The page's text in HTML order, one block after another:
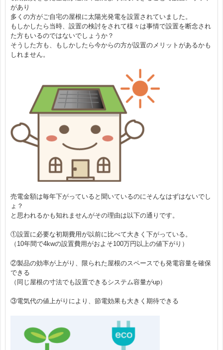
導入・発電量実績
よくある質問
営業所案内／対応エリア
省エネ・創エネ お役立ちコラム
省エネ住宅！ecoリフォーム
お問合せ
8時30分～17時30分 定休日：土日祝
があり
多くの方がご自宅の屋根に太陽光発電を設置されていました。
もしかしたら当時、設置の検討をされて様々は事情で設置を断念され
た方もいるのではないでしょうか？
そうした方も、もしかしたら今からの方が設置のメリットがあるかも
しれません。
売電金額は毎年下がっていると聞いているのにそんなはずはないでし
ょ？
と思われるかも知れませんがその理由は以下の通りです。
①設置に必要な初期費用が以前に比べて大きく下がっている。
（10年間で4kwの設置費用がおよそ100万円以上の値下がり）
②製品の効率が上がり、限られた屋根のスペースでも発電容量を確保
できる
（同じ屋根の寸法でも設置できるシステム容量がup）
③電気代の値上がりにより、節電効果も大きく期待できる